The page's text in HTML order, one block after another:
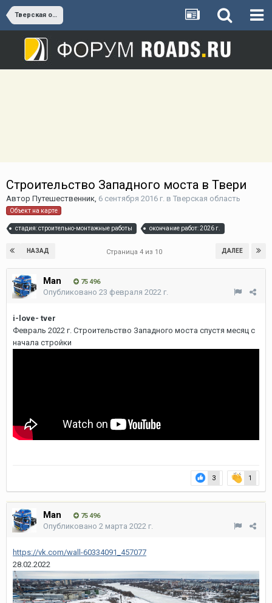
Тверская область
Строительство Западного моста в Твери
Автор Путешественник, 6 сентября 2016 г. в Тверская область
Объект на карте
стадия: строительно-монтажные работы окончание работ: 2026 г.
НАЗАД ДАЛЕЕ
Страница 4 из 10
Man 75 496
Опубликовано 23 февраля 2022 г.
i-love- tver
Февраль 2022 г. Строительство Западного моста спустя месяц с
начала стройки
3 1
Man 75 496
Опубликовано 2 марта 2022 г.
https://vk.com/wall-60334091_457077
28.02.2022